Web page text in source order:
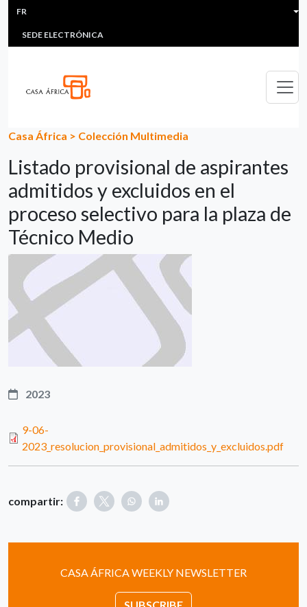
Aller au contenu principal
HEADER MENU
MULTIMEDIA
SEDE ELECTRÓNICA
FR
Casa África > Colección Multimedia
Listado provisional de aspirantes
admitidos y excluidos en el
proceso selectivo para la plaza de
Técnico Medio
2023
9-06-
2023_resolucion_provisional_admitidos_y_excluidos.pdf
compartir:
CASA ÁFRICA WEEKLY NEWSLETTER